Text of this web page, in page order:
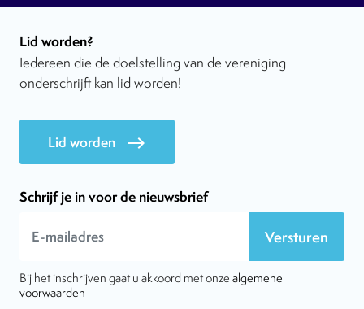
Lid worden?
Iedereen die de doelstelling van de vereniging
onderschrijft kan lid worden!
Lid worden east
Schrijf je in voor de nieuwsbrief
Versturen
Bij het inschrijven gaat u akkoord met onze algemene
voorwaarden